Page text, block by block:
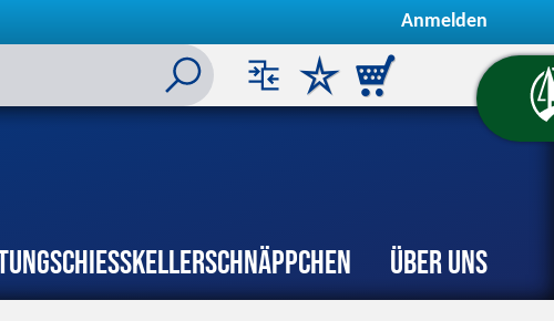
Anmelden
SchiesskellerSchnäppchen Über uns